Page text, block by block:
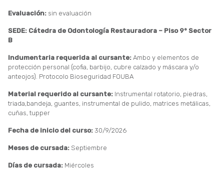
Evaluación: sin evaluación
SEDE: Cátedra de Odontología Restauradora – Piso 9° Sector
B
Indumentaria requerida al cursante: Ambo y elementos de
protección personal (cofia, barbijo, cubre calzado y máscara y/o
anteojos). Protocolo Bioseguridad FOUBA
Material requerido al cursante: Instrumental rotatorio, piedras,
triada,bandeja, guantes, instrumental de pulido, matrices metálicas,
cuñas, tupper
Fecha de inicio del curso: 30/9/2026
Meses de cursada: Septiembre
Días de cursada: Miércoles